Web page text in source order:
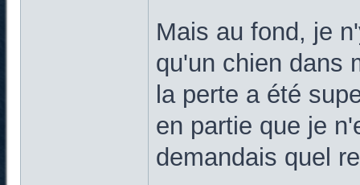
Mais au fond, je
qu'un chien dans
la perte a été
en partie que je
demandais quel